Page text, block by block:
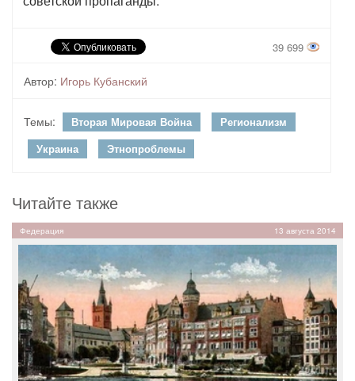
39 699
Автор: Игорь Кубанский
Темы: Вторая Мировая Война
Регионализм
Украина
Этнопроблемы
Читайте также
Федерация 13 августа 2014